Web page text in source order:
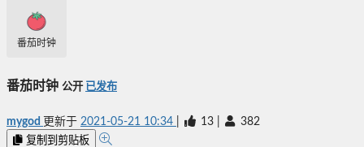
番茄时钟
番茄时钟 公开 已发布
mygod 更新于 2021-05-21 10:34 13 382
复制到剪贴板